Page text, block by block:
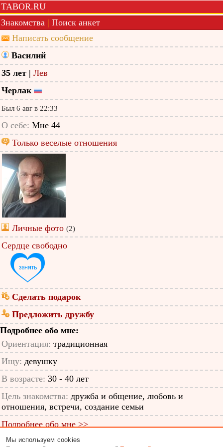
TABOR.RU
Знакомства | Поиск анкет
Написать сообщение
Василий
35 лет | Лев
Черлак
Был 6 авг в 22:33
О себе: Мне 44
Только веселые отношения
Личные фото (2)
Сердце свободно
Сделать подарок
Предложить дружбу
Подробнее обо мне:
Ориентация: традиционная
Ищу: девушку
В возрасте: 30 - 40 лет
Цель знакомства: дружба и общение, любовь и
отношения, встречи, создание семьи
Подробнее обо мне >>
ID анкеты: 8589998
Мы используем cookies